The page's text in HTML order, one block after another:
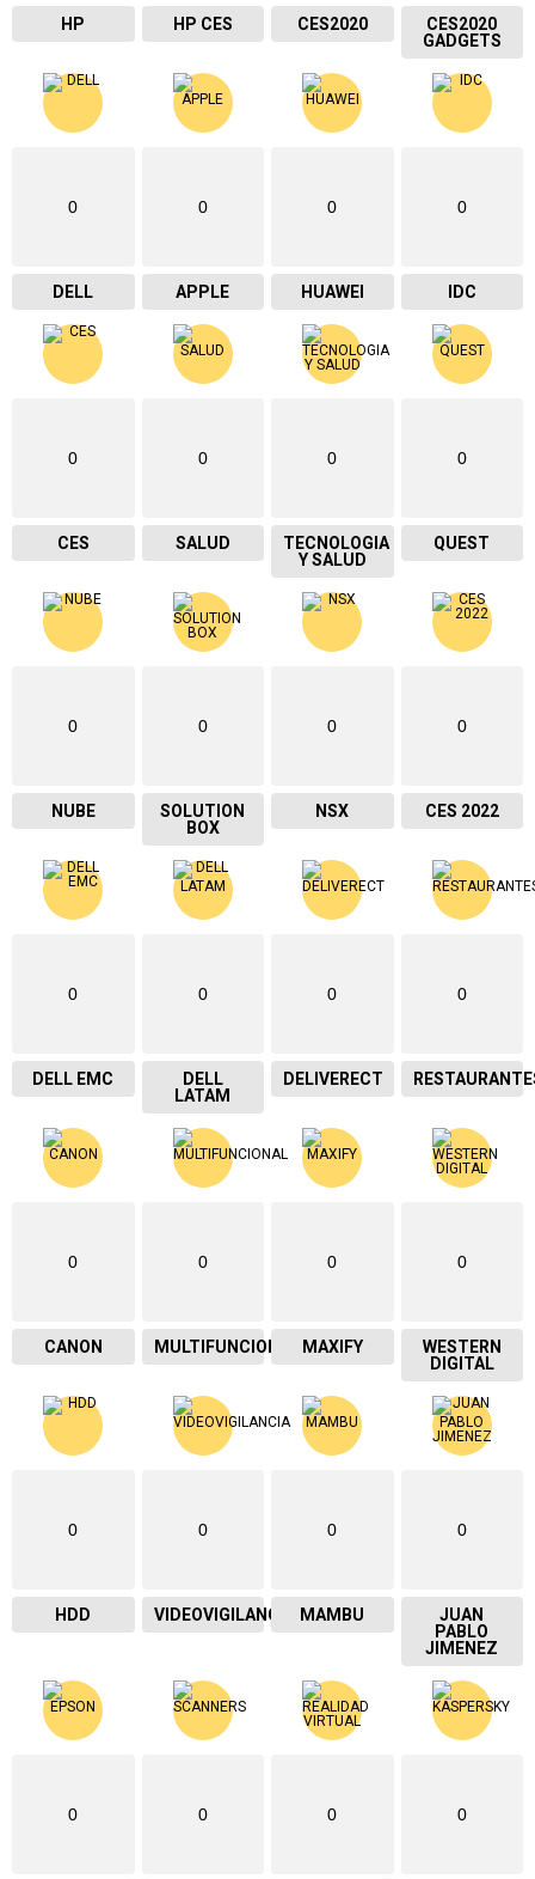
HP HP CES CES2020
CES2020
GADGETS
0
DELL
0
APPLE
0
HUAWEI
0
IDC
0
CES
0
SALUD
0
TECNOLOGIA
Y SALUD
0
QUEST
0
NUBE
0
SOLUTION
BOX
0
NSX
0
CES 2022
0
DELL EMC
0
DELL
LATAM
0
DELIVERECT
0
0
CANON
0
MULTIFUNCIONAL
0
MAXIFY
0
WESTERN
DIGITAL
0
HDD
0
VIDEOVIGILANCIA
0
MAMBU
0
JUAN
PABLO
JIMENEZ
0 0 0 0